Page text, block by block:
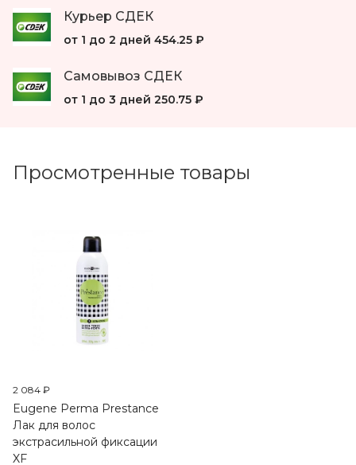
Курьер СДЕК
от 1 до 2 дней 454.25 ₽
Самовывоз СДЕК
от 1 до 3 дней 250.75 ₽
Просмотренные товары
2 084 ₽
Eugene Perma Prestance
Лак для волос
экстрасильной фиксации
XF